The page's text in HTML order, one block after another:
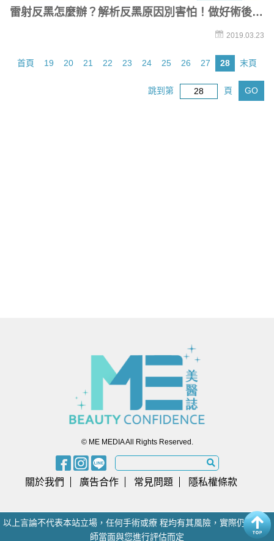
雷射反黑怎麼辦？解析反黑原因別害怕！做好術後照
2019.03.23
首頁 19 20 21 22 23 24 25 26 27 28 末頁
跳到第 頁 GO
© ME MEDIA All Rights Reserved.
關於我們 廣告合作 常見問題 隱私權條款
以上言論不代表本站立場，任何手術或療 程均有其風險，實際仍須由醫
師當面與您進行評估而定